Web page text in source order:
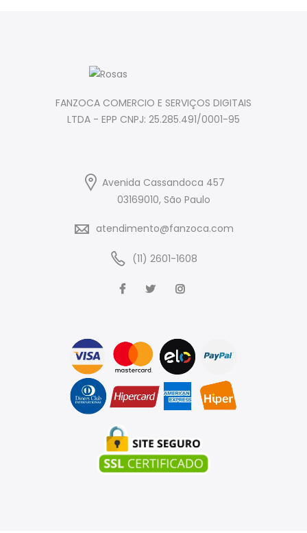
FANZOCA COMERCIO E SERVIÇOS DIGITAIS
LTDA - EPP CNPJ: 25.285.491/0001-95
Avenida Cassandoca 457
03169010, São Paulo
atendimento@fanzoca.com
(11) 2601-1608